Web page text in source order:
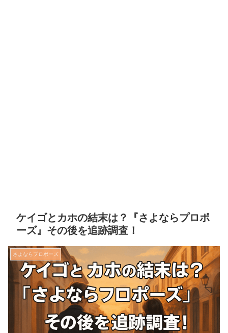
ケイゴとカホの結末は？『さよならプロポ
ーズ』その後を追跡調査！
さよならプロポーズ